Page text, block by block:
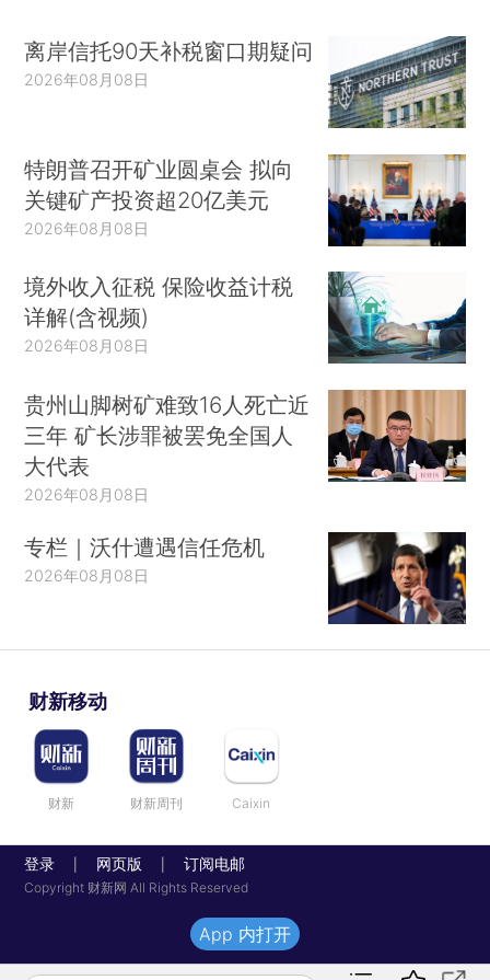
离岸信托90天补税窗口期疑问
2026年08月08日
特朗普召开矿业圆桌会 拟向
关键矿产投资超20亿美元
2026年08月08日
境外收入征税 保险收益计税
详解(含视频)
2026年08月08日
贵州山脚树矿难致16人死亡近
三年 矿长涉罪被罢免全国人
大代表
2026年08月08日
专栏｜沃什遭遇信任危机
2026年08月08日
财新移动
财新 财新周刊 Caixin
登录 网页版 订阅电邮
Copyright 财新网 All Rights Reserved
App 内打开